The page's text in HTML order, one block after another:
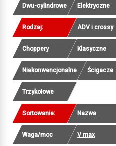
Dwu-cylindrowe Elektryczne
Rodzaj: ADV i crossy
Choppery Klasyczne
Niekonwencjonalne Ścigacze
Trzykołowe
Sortowanie: Nazwa
Waga/moc V max